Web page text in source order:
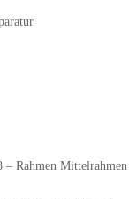
– Rahmen Mittelrahmen